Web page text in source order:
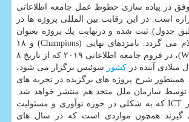
در پیاده سازی خطوط عمل جامعه اطلاعاتی
است. در این رقابت بین المللی پروژه ها در
جدول) ثبت شده و درنهایت یك پروژه بعنوان
برنده هر گروه اعلام می گردد. نامزدهای نهایی (Champions) و ۱۸
برنده اصلی (Winners)، در فروم جامعه اطلاعاتی ۲۰۱۹ كه از تاریخ ۸
كشور سوئیس برگزار می شود،
شرح پروژه های برگزیده در تجربه های
سال ۲۰۱۹، توسط سازمان ملل متحد هم منتشر خواهد شد.
پروژه های مبتنی بر ICT كه به شكلی در حوزه نوآوری و مسئولیت
گیرند همچون مواردی است كه در سال های